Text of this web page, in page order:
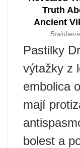
Pastilky
výtažky z
embolica
mají
bolest a